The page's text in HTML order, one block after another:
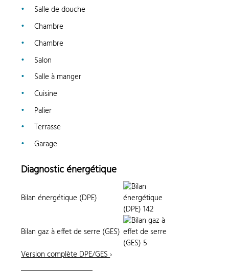
Salle de douche
Chambre
Chambre
Salon
Salle à manger
Cuisine
Palier
Terrasse
Garage
Diagnostic énergétique
Bilan énergétique (DPE)
Bilan gaz à effet de serre (GES)
Version complète DPE/GES›